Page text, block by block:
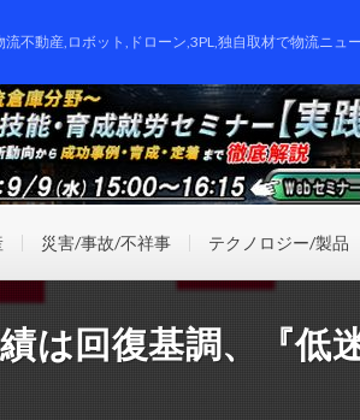
流不動産,ロボット,ドローン,3PL,独自取材で物流ニュ
災害/事故/不祥事 テクノロジー/製品
は回復基調、『低